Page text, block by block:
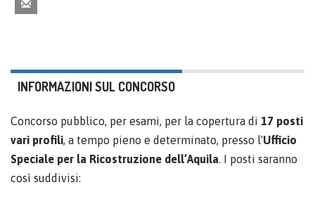
INFORMAZIONI SUL CONCORSO
Concorso pubblico, per esami, per la copertura di 17 posti
vari profili, a tempo pieno e determinato, presso l'Ufficio
Speciale per la Ricostruzione dell’Aquila. I posti saranno
così suddivisi: